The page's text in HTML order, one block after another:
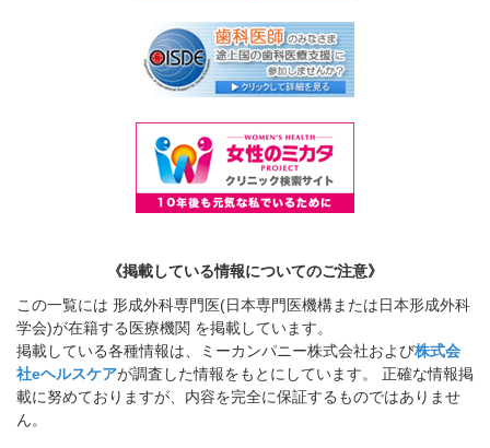
《掲載している情報についてのご注意》
この一覧には 形成外科専門医(日本専門医機構または日本形成外科
学会)が在籍する医療機関 を掲載しています。
掲載している各種情報は、ミーカンパニー株式会社および株式会
社eヘルスケアが調査した情報をもとにしています。 正確な情報掲
載に努めておりますが、内容を完全に保証するものではありませ
ん。